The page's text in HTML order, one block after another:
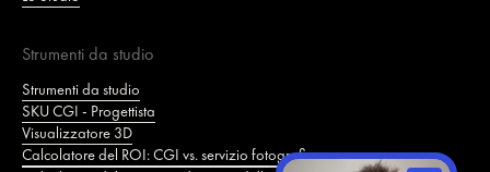
Strumenti da studio
Strumenti da studio
SKU CGI - Progettista
Visualizzatore 3D
Calcolatore del ROI: CGI vs. servizio fotografico